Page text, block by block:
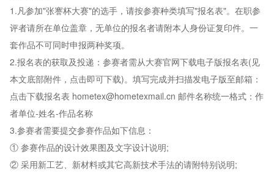
1.凡参加"张謇杯大赛"的选手，请按参赛种类填写"报名表"。在职参
评者请所在单位盖章，无单位的报名者请附本人身份证复印件。一
套作品不可同时申报两种奖项。
2.报名表的获取及投递：参赛者需从大赛官网下载电子版报名表(见
本文底部附件，点击即可下载)。填写完成并扫描发电子版至邮箱：
点击下载报名表 hometex@hometexmail.cn 邮件名称统一格式：作
者单位-姓名-作品名称
3.参赛者需要提交参赛作品如下信息：
① 参赛作品的设计效果图及文字设计说明;
② 采用新工艺、新材料或其它高新技术手法的请附特别说明;